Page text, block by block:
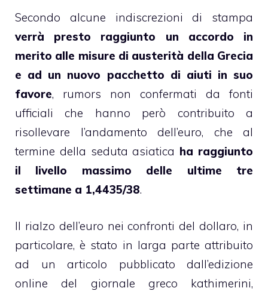
Secondo alcune indiscrezioni di stampa
verrà presto raggiunto un accordo in
merito alle misure di austerità della Grecia
e ad un nuovo pacchetto di aiuti in suo
favore, rumors non confermati da fonti
ufficiali che hanno però contribuito a
risollevare l’andamento dell’euro, che al
termine della seduta asiatica ha raggiunto
il livello massimo delle ultime tre
settimane a 1,4435/38.
Il rialzo dell’euro nei confronti del dollaro, in
particolare, è stato in larga parte attribuito
ad un articolo pubblicato dall’edizione
online del giornale greco kathimerini,